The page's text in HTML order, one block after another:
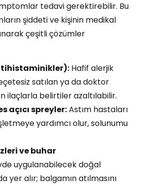
tedavi gerektirebilir. Bu
şiddeti ve kişinin medikal
çeşitli çözümler
Hafif alerjik
satılan ya da doktor
ilaçlarla belirtiler azaltılabilir.
açıcı spreyler:Astım hastaları
yardımcı olur, solunumu
ve buhar
uygulanabilecek doğal
yer alır; balgamın atılmasını